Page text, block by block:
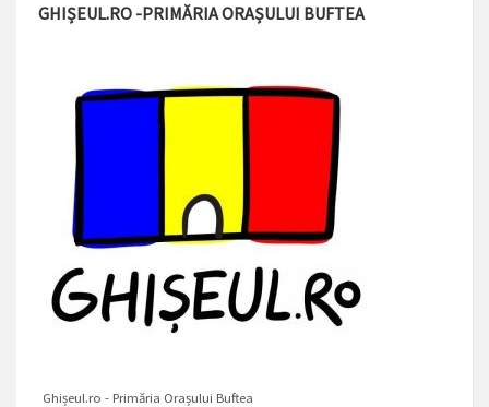
GHIȘEUL.RO -PRIMĂRIA ORAȘULUI BUFTEA
Ghișeul.ro - Primăria Orașului Buftea